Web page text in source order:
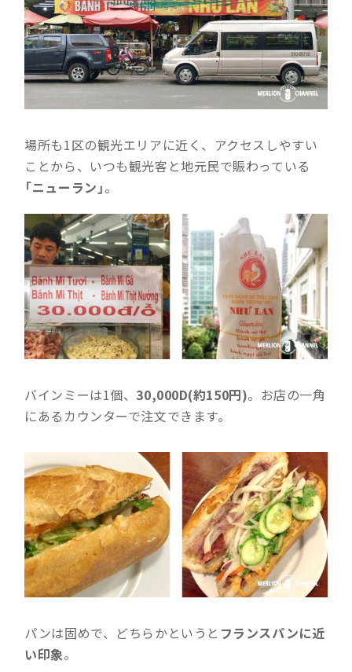
場所も1区の観光エリアに近く、アクセスしやすい
ことから、いつも観光客と地元民で賑わっている
「ニューラン」。
バインミーは1個、30,000D(約150円)。お店の一角
にあるカウンターで注文できます。
パンは固めで、どちらかというと フランスパンに近
い印象。